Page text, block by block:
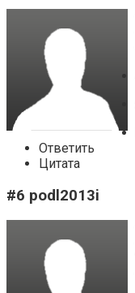
Ответить
Цитата
#6 podl2013i